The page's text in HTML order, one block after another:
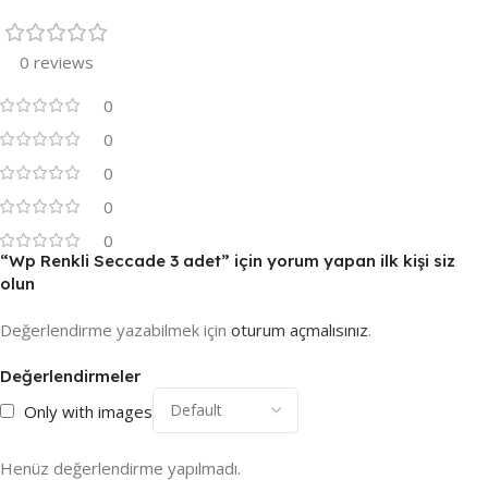
0 reviews
0
0
0
0
0
Değerlendirmeler
Only with images
Henüz değerlendirme yapılmadı.
“Wp Renkli Seccade 3 adet” için yorum yapan ilk kişi siz
olun
Değerlendirme yazabilmek için oturum açmalısınız.